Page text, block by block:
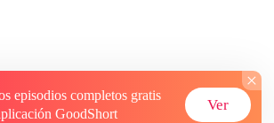
episodios completos gratis
GoodShort
Ver